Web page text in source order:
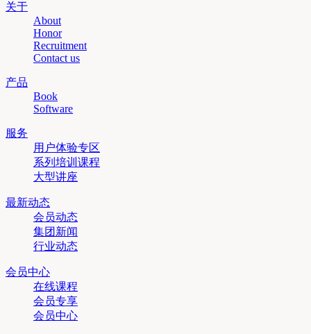
关于
About
Honor
Recruitment
Contact us
产品
Book
Software
服务
用户体验专区
系列培训课程
大型讲座
最新动态
会员动态
集团新闻
行业动态
会员中心
在线课程
会员专享
会员中心